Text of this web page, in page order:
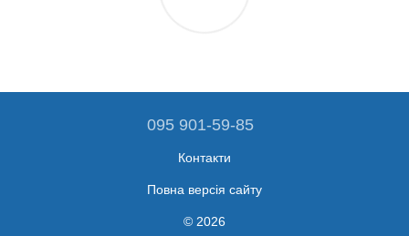
095 901-59-85
Контакти
Повна версія сайту
© 2026